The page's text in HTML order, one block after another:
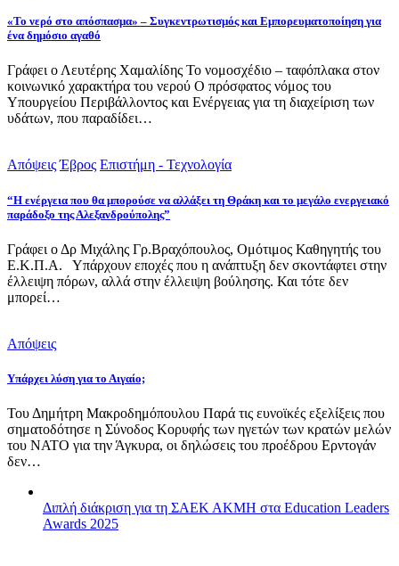
«Το νερό στο απόσπασμα» – Συγκεντρωτισμός και Εμπορευματοποίηση για
ένα δημόσιο αγαθό
Γράφει ο Λευτέρης Χαμαλίδης Το νομοσχέδιο – ταφόπλακα στον
κοινωνικό χαρακτήρα του νερού Ο πρόσφατος νόμος του
Υπουργείου Περιβάλλοντος και Ενέργειας για τη διαχείριση των
υδάτων, που παραδίδει…
Απόψεις Έβρος Επιστήμη - Τεχνολογία
“Η ενέργεια που θα μπορούσε να αλλάξει τη Θράκη και το μεγάλο ενεργειακό
παράδοξο της Αλεξανδρούπολης”
Γράφει ο Δρ Μιχάλης Γρ.Βραχόπουλος, Ομότιμος Καθηγητής του
Ε.Κ.Π.Α. Υπάρχουν εποχές που η ανάπτυξη δεν σκοντάφτει στην
έλλειψη πόρων, αλλά στην έλλειψη βούλησης. Και τότε δεν
μπορεί…
Απόψεις
Υπάρχει λύση για το Αιγαίο;
Του Δημήτρη Μακροδημόπουλου Παρά τις ευνοϊκές εξελίξεις που
σηματοδότησε η Σύνοδος Κορυφής των ηγετών των κρατών μελών
του ΝΑΤΟ για την Άγκυρα, οι δηλώσεις του προέδρου Ερντογάν
δεν…
Διπλή διάκριση για τη ΣΑΕΚ ΑΚΜΗ στα Education Leaders
Awards 2025